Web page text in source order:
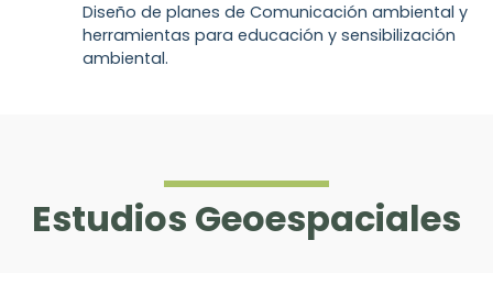
Diseño de planes de Comunicación ambiental y
herramientas para educación y sensibilización
ambiental.
Estudios Geoespaciales